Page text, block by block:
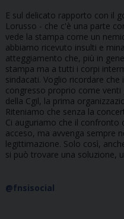
E sul delicato rapporto con il
Lorusso - che c'è una parte
vede la stampa come un
abbiamo ricevuto insulti e
atteggiamento che, più in
stampa ma a tutti i corpi
sindacati. Voglio ricordare
congresso proprio come
della Cgil, la prima
Riteniamo che senza la
Ci auguriamo che il confronto
acceso, ma avvenga sempre
legittimazione. Solo così,
si può trovare una soluzione,
@fnsisocial